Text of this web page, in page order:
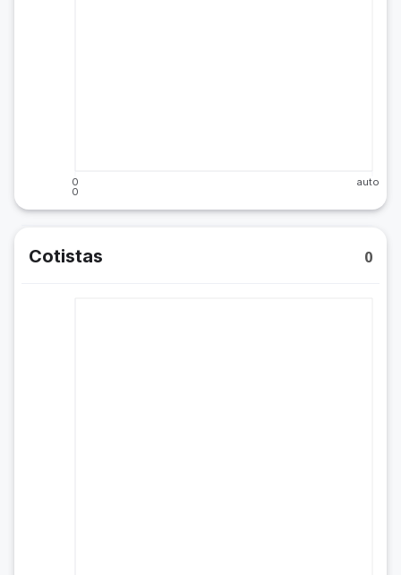
0
0
auto
Cotistas 0